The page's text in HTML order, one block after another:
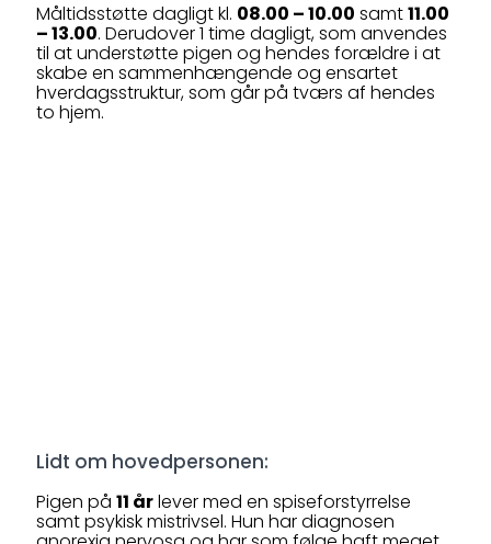
Måltidsstøtte dagligt kl. 08.00 – 10.00 samt11.00
– 13.00. Derudover 1 time dagligt, som anvendes
til at understøtte pigen og hendes forældre i at
skabe en sammenhængende og ensartet
hverdagsstruktur, som går på tværs af hendes
to hjem.
Lidt om hovedpersonen:
Pigen på 11 årlever med en spiseforstyrrelse
samt psykisk mistrivsel. Hun har diagnosen